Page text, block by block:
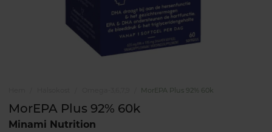
MorEPA Plus 92% 60k
MorEPA Plus 92% 60k
Minami Nutrition